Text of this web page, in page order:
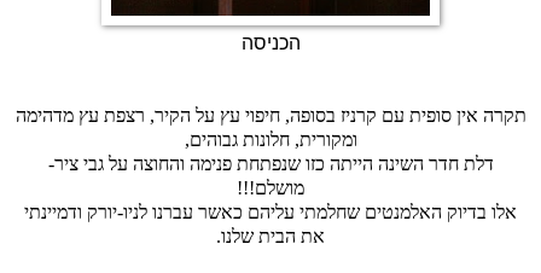
הכניסה
תקרה אין סופית עם קרניז בסופה, חיפוי עץ על הקיר, רצפת עץ מדהימה
ומקורית, חלונות גבוהים,
דלת חדר השינה הייתה כזו שנפתחת פנימה והחוצה על גבי ציר-
מושלם!!!
אלו בדיוק האלמנטים שחלמתי עליהם כאשר עברנו לניו-יורק ודמיינתי
את הבית שלנו.